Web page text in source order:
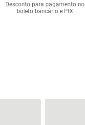
Desconto para pagamento no
boleto bancário e PIX